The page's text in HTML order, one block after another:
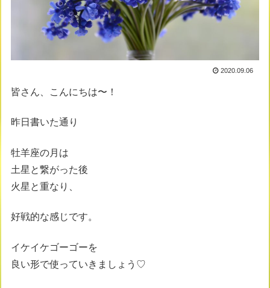
2020.09.06
皆さん、こんにちは〜！
昨日書いた通り
牡羊座の月は
土星と繋がった後
火星と重なり、
好戦的な感じです。
イケイケゴーゴーを
良い形で使っていきましょう♡